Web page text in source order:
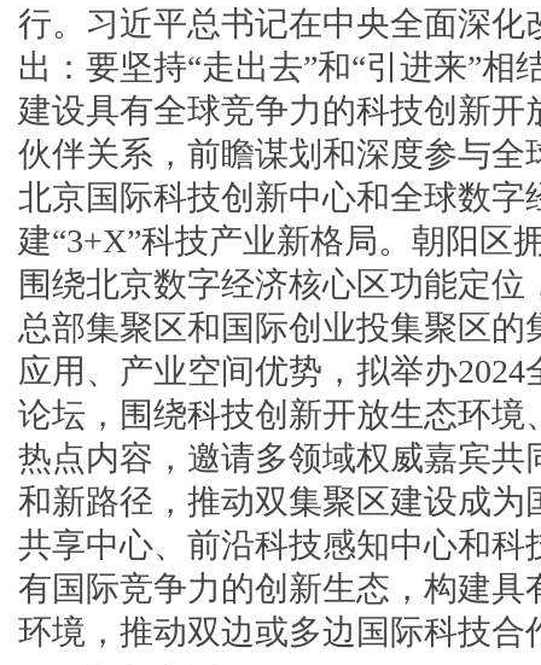
行。习近平总书记在中央全面深
出：要坚持“走出去”和“引进来”
建设具有全球竞争力的科技创新
伙伴关系，前瞻谋划和深度参与
北京国际科技创新中心和全球数
建“3+X”科技产业新格局。朝阳区
围绕北京数字经济核心区功能定
总部集聚区和国际创业投集聚区
应用、产业空间优势，拟举办
论坛，围绕科技创新开放生态环
热点内容，邀请多领域权威嘉宾
和新路径，推动双集聚区建设成
共享中心、前沿科技感知中心和
有国际竞争力的创新生态，构建
环境，推动双边或多边国际科技合